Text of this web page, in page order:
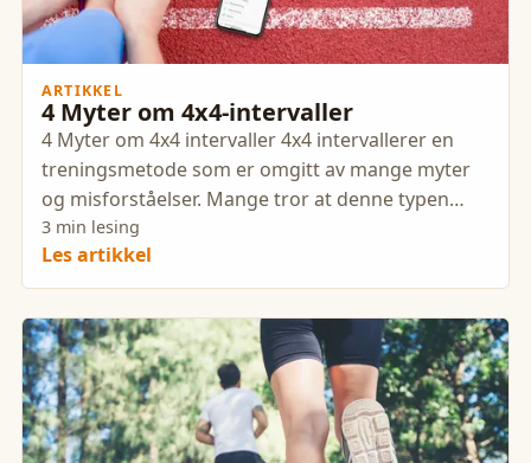
ARTIKKEL
4 Myter om 4x4-intervaller
4 Myter om 4x4 intervaller 4x4 intervallerer en
treningsmetode som er omgitt av mange myter
og misforståelser. Mange tror at denne typen
intervalltrening kun er
3 min lesing
Les artikkel